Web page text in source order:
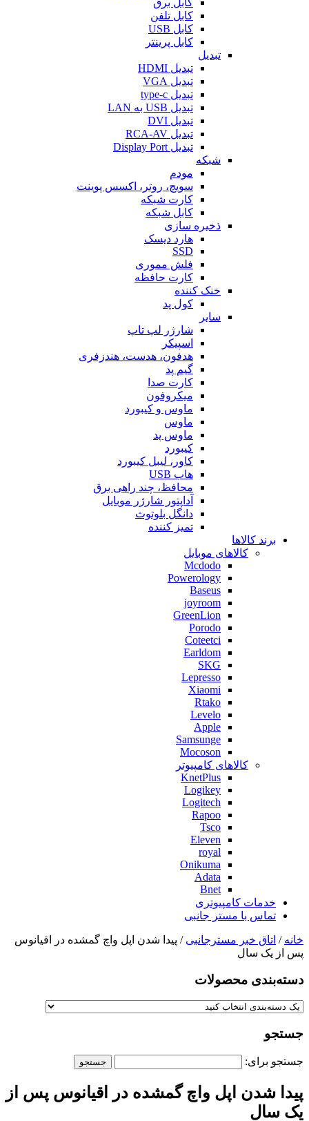
کابل برق
کابل تلفن
کابل USB
کابل پرینتر
تبدیل
تبدیل HDMI
تبدیل VGA
تبدیل type-c
تبدیل USB به LAN
تبدیل DVI
تبدیل RCA-AV
تبدیل Display Port
شبکه
مودم
سویچ، روتر، اکسس پوینت
کارت شبکه
کابل شبکه
ذخیره سازی
هارد دیسک
SSD
فلش مموری
کارت حافظه
خنک کننده
کول پد
سایر
شارژر لپ تاپ
اسپیکر
هدفون، هدست، هندزفری
گیم پد
کارت صدا
میکروفون
ماوس و کیبورد
ماوس
ماوس پد
کیبورد
کاور، لیبل کیبورد
هاب USB
محافظ، چند راهی برق
آداپتور شارژر موبایل
دانگل بلوتوث
تمیز کننده
برند کالاها
کالاهای موبایل
Mcdodo
Powerology
Baseus
joyroom
GreenLion
Porodo
Coteetci
Earldom
SKG
Lepresso
Xiaomi
Rtako
Levelo
Apple
Samsunge
Mocoson
کالاهای کامپیوتر
KnetPlus
Logikey
Logitech
Rapoo
Tsco
Eleven
royal
Onikuma
Adata
Bnet
خدمات کامپیوتری
تماس با مستر جانبی
خانه / اتاق خبر مسترجانبی / پیدا شدن اپل واچ گمشده در اقیانوس
پس از یک سال
دسته‌بندی‌ محصولات
جستجو
جستجو برای:
پیدا شدن اپل واچ گمشده در اقیانوس پس از
یک سال